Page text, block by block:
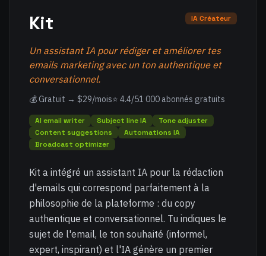
Kit IA Créateur
Un assistant IA pour rédiger et améliorer tes
emails marketing avec un ton authentique et
conversationnel.
💰 Gratuit → $29/mois⭐ 4.4/51 000 abonnés gratuits
AI email writer Subject line IA
Tone adjuster
Content suggestions
Automations IA
Broadcast optimizer
Kit a intégré un assistant IA pour la rédaction
d'emails qui correspond parfaitement à la
philosophie de la plateforme : du copy
authentique et conversationnel. Tu indiques le
sujet de l'email, le ton souhaité (informel,
expert, inspirant) et l'IA génère un premier